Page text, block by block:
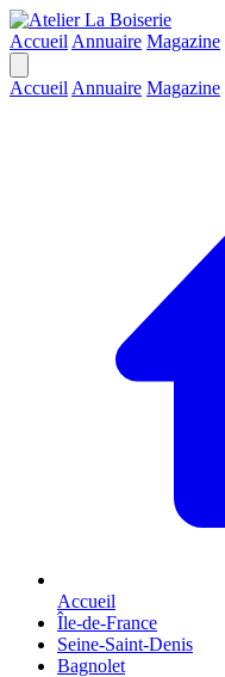
Accueil Annuaire Magazine
Accueil Annuaire Magazine
Accueil
Île-de-France
Seine-Saint-Denis
Bagnolet